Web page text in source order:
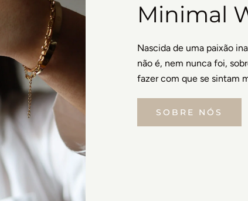
Minimal
Nascida de uma paixão
não é, nem nunca foi,
fazer com que se sintam
SOBRE NÓS